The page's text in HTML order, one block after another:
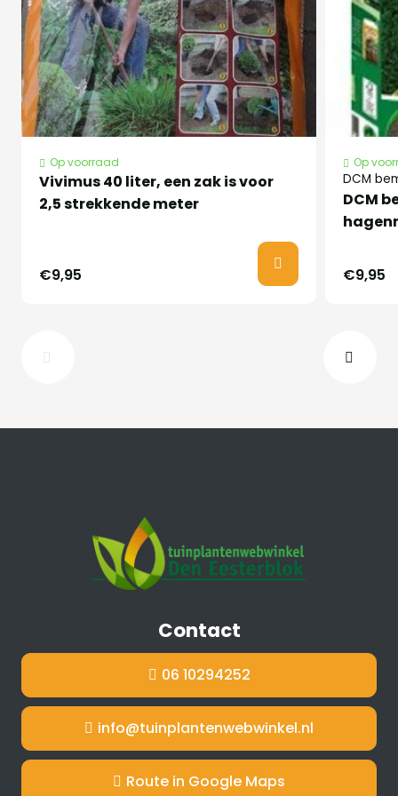
Nederlandse
naam
Lauriekers
Latijnse naam Prunus laurocerasus 'Elly'®
Half oktober tot half april
met kluit.
Het gehele door met pot
in trossen
natte gronden.
Het is een sneller groeier,
cm per jaar
Blad in de winter Groen blijvend
Op voorraad
Vivimus 40 liter, een zak is voor
2,5 strekkende meter
€9,95
Op
DCM
DCM
€9,95
Contact
06 10294252
info@tuinplantenwebwinkel.nl
Route in Google Maps